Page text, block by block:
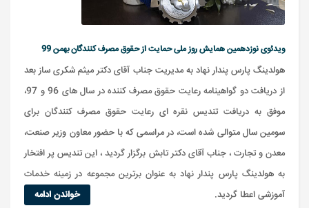
ویدئوی نوزدهمین همایش روز ملی حمایت از حقوق مصرف کنندگان بهمن 99
هولدینگ پارس پندار نهاد به مدیریت جناب آقای دکتر میثم شکری ساز بعد
از دریافت دو گواهینامه رعایت حقوق مصرف کننده در سال های 96 و 97،
موفق به دریافت تندیس نقره ای رعایت حقوق مصرف کنندگان برای
سومین سال متوالی شده است، در مراسمی که با حضور معاون وزیر صنعت،
معدن و تجارت ، جناب آقای دکتر تابش برگزار گردید ، این تندیس پر افتخار
به هولدینگ پارس پندار نهاد به عنوان برترین مجموعه در زمینه خدمات
آموزشی اعطا گردید.
خواندن ادامه